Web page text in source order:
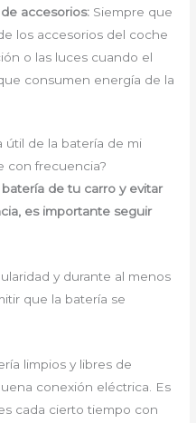
accesorios: Siempre que
los accesorios del coche
o las luces cuando el
consumen energía de la
útil de la batería de mi
con frecuencia?
de tu carro y evitar
es importante seguir
y durante al menos
que la batería se
limpios y libres de
conexión eléctrica. Es
cada cierto tiempo con